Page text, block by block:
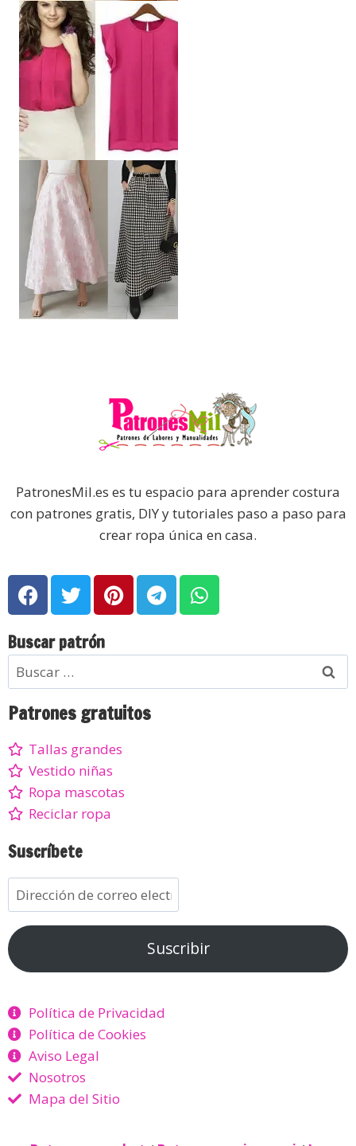
PatronesMil.es es tu espacio para aprender costura
con patrones gratis, DIY y tutoriales paso a paso para
crear ropa única en casa.
Buscar patrón
Patrones gratuitos
Tallas grandes
Vestido niñas
Ropa mascotas
Reciclar ropa
Suscríbete
Suscribir
Política de Privacidad
Política de Cookies
Aviso Legal
Nosotros
Mapa del Sitio